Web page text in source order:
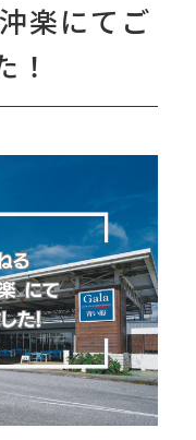
楽にてご
！